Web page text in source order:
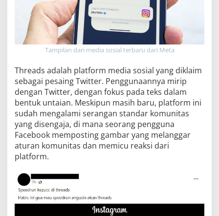
Tampilan dari media sosial terbaru dari Meta
Threads adalah platform media sosial yang diklaim
sebagai pesaing Twitter. Penggunaannya mirip
dengan Twitter, dengan fokus pada teks dalam
bentuk untaian. Meskipun masih baru, platform ini
sudah mengalami serangan standar komunitas
yang disengaja, di mana seorang pengguna
Facebook memposting gambar yang melanggar
aturan komunitas dan memicu reaksi dari
platform.